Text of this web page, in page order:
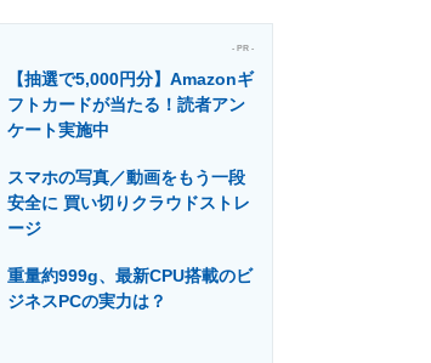
マーケ×ITの今がよく分かる
建設×テクノロジーの最前線
- PR -
【抽選で5,000円分】Amazonギ
フトカードが当たる！読者アン
ケート実施中
スマホの写真／動画をもう一段
安全に 買い切りクラウドストレ
ージ
重量約999g、最新CPU搭載のビ
ジネスPCの実力は？